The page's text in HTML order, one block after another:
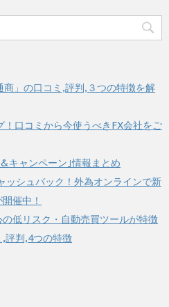
」の口コミ,評判,３つの特徴を解
！口コミから今使うべきFX会社をご
キャンペーン｣情報まとめ
ッシュバック！外為オンラインで新
催中！
の低リスク・自動売買ツールが特徴
評判,4つの特徴